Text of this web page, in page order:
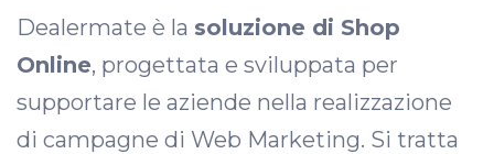
Dealermate è la soluzione di Shop
Online, progettata e sviluppata per
supportare le aziende nella realizzazione
di campagne di Web Marketing. Si tratta